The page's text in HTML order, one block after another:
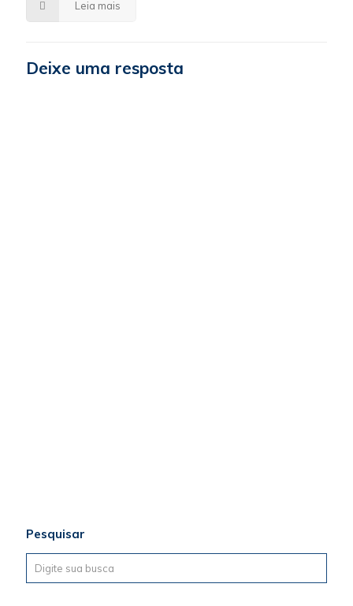
Leia mais
Deixe uma resposta
Pesquisar